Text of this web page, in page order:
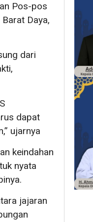
Pos-pos
Daya,
dari
dapat
ujarnya
keindahan
nyata
jajaran